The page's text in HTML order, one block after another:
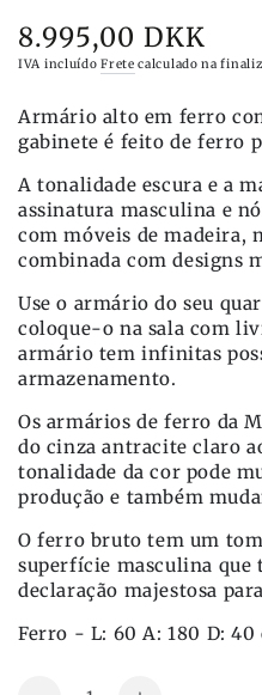
Preço
8.995,00 DKK
IVA incluídoFrete calculado na
Armário alto em ferro
gabinete é feito de ferro
A tonalidade escura e a
assinatura masculina e
com móveis de madeira,
combinada com designs
Use o armário do seu
coloque-o na sala com
armário tem infinitas
armazenamento.
Os armários de ferro da
do cinza antracite claro
tonalidade da cor pode
produção e também
O ferro bruto tem um
superfície masculina que
declaração majestosa
Ferro - L: 60 A: 180 D: 40